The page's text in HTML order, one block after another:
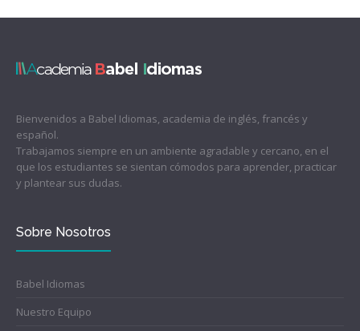
Bienvenidos a Babel Idiomas, academia de inglés, francés y
español.
Trabajamos siempre en un ambiente agradable y cercano, en el
que los estudiantes se sientan cómodos para aprender, practicar
y plantear sus dudas.
Sobre Nosotros
Babel Idiomas
Nuestro Equipo